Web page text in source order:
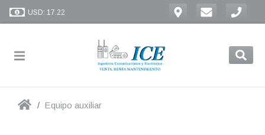
USD: 17.22
Equipo auxiliar